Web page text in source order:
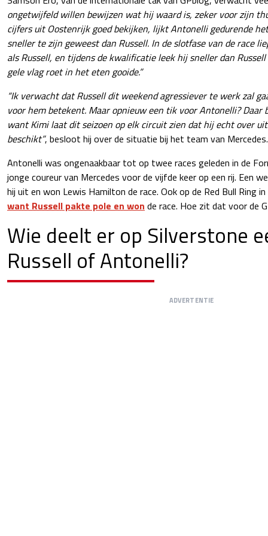
ongetwijfeld willen bewijzen wat hij waard is, zeker voor zijn
cijfers uit Oostenrijk goed bekijken, lijkt Antonelli gedurende
sneller te zijn geweest dan Russell. In de slotfase van de race
als Russell, en tijdens de kwalificatie leek hij sneller dan
gele vlag roet in het eten gooide.”
“Ik verwacht dat Russell dit weekend agressiever te werk zal
voor hem betekent. Maar opnieuw een tik voor Antonelli? Daar
want Kimi laat dit seizoen op elk circuit zien dat hij echt over
beschikt”, besloot hij over de situatie bij het team van Mercedes.
Antonelli was ongenaakbaar tot op twee races geleden in de
jonge coureur van Mercedes voor de vijfde keer op een rij. Een
hij uit en won Lewis Hamilton de race. Ook op de Red Bull Ring
want Russell pakte pole en won de race. Hoe zit dat voor de
Wie deelt er op Silverstone
Russell of Antonelli?
ADVERTENTIE